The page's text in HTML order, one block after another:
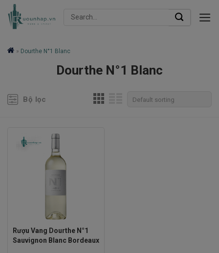
Skip
Search
» Dourthe N°1 Blanc
Dourthe N°1 Blanc
Bộ lọc
Rượu Vang Dourthe N°1
Sauvignon Blanc Bordeaux